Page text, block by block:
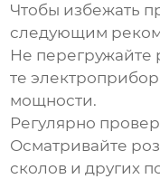
Чтобы избежать
следующим
Не перегружайте
те
мощности.
Регулярно
Осматривайте
сколов и других